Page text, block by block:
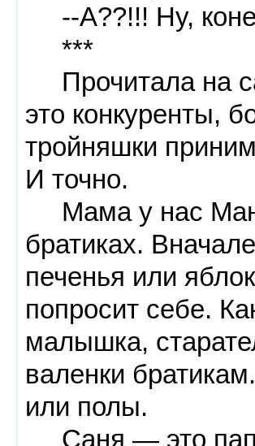
--А??!!! Ну,
***
Прочитала на
это конкуренты,
тройняшки
И точно.
Мама у нас
братиках.
печенья или
попросит себе.
малышка,
валенки
или полы.
Саня — это